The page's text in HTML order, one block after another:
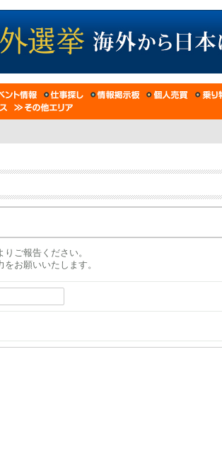
ご報告ください。
お願いいたします。